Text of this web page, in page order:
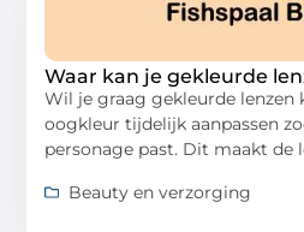
Waar kan je gekleurde
Wil je graag gekleurde lenzen
oogkleur tijdelijk aanpassen
personage past. Dit maakt de
Beauty en verzorging